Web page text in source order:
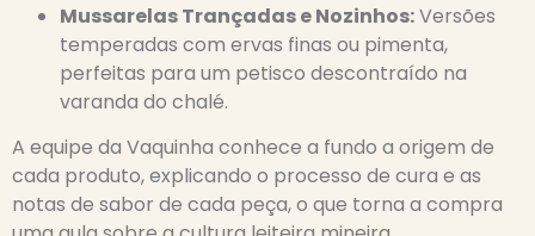
Mussarelas Trançadas e Nozinhos:Versões
temperadas com ervas finas ou pimenta,
perfeitas para um petisco descontraído na
varanda do chalé.
A equipe da Vaquinha conhece a fundo a origem de
cada produto, explicando o processo de cura e as
notas de sabor de cada peça, o que torna a compra